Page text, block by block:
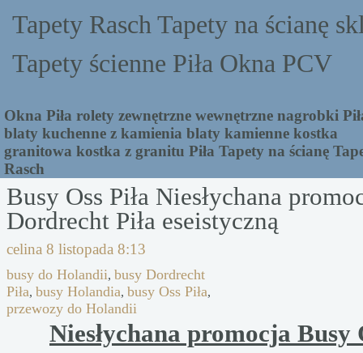
Tapety Rasch Tapety na ścianę
Tapety ścienne Piła Okna PCV
Okna Piła rolety zewnętrzne wewnętrzne nagrobki
blaty kuchenne z kamienia blaty kamienne kostka
granitowa kostka z granitu Piła Tapety na ścianę
Rasch
Busy Oss Piła Niesłychana
Dordrecht Piła eseistyczną
celina 8 listopada 8:13
busy do Holandii, busy Dordrecht
Piła, busy Holandia, busy Oss Piła,
przewozy do Holandii
Niesłychana promocja Busy